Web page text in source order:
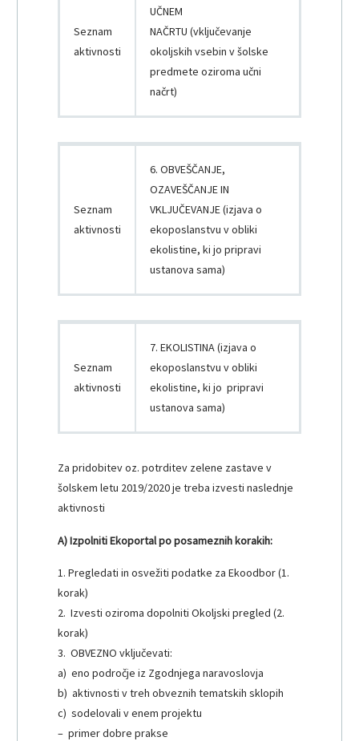
Seznam
aktivnosti
UČNEM
NAČRTU (vključevanje
okoljskih vsebin v šolske
predmete oziroma učni
načrt)
Seznam
aktivnosti
6. OBVEŠČANJE,
OZAVEŠČANJE IN
VKLJUČEVANJE (izjava o
ekoposlanstvu v obliki
ekolistine, ki jo pripravi
ustanova sama)
Seznam
aktivnosti
7. EKOLISTINA (izjava o
ekoposlanstvu v obliki
ekolistine, ki jo pripravi
ustanova sama)
Za pridobitev oz. potrditev zelene zastave v
šolskem letu 2019/2020 je treba izvesti naslednje
aktivnosti
A) Izpolniti Ekoportal po posameznih korakih:
1. Pregledati in osvežiti podatke za Ekoodbor (1.
korak)
2. Izvesti oziroma dopolniti Okoljski pregled (2.
korak)
3. OBVEZNO vključevati:
a) eno področje iz Zgodnjega naravoslovja
b) aktivnosti v treh obveznih tematskih sklopih
c) sodelovali v enem projektu
– primer dobre prakse